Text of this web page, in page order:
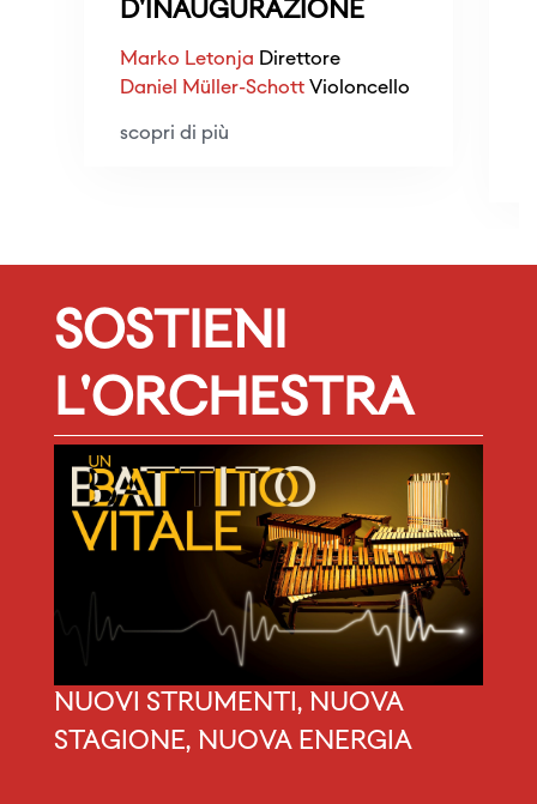
D'INAUGURAZIONE
Marko Letonja Direttore
Daniel Müller-Schott Violoncello
scopri di più
SOSTIENI
L'ORCHESTRA
NUOVI STRUMENTI, NUOVA
STAGIONE, NUOVA ENERGIA